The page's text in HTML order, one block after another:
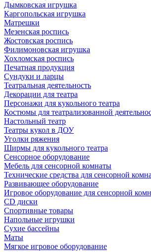
Дымковская игрушка
Каргопольская игрушка
Матрешки
Мезенская роспись
Жостовская роспись
Филимоновская игрушка
Хохломская роспись
Печатная продукция
Сундуки и ларцы
Театральная деятельность
Декорации для театра
Персонажи для кукольного театра
Костюмы для театрализованной
Настольный театр
Театры кукол в ДОУ
Уголки ряжения
Ширмы для кукольного театра
Сенсорное оборудование
Мебель для сенсорной комнаты
Технические средства для сенсорной
Развивающее оборудование
Игровое оборудование для сенсорной
CD диски
Спортивные товары
Напольные игрушки
Сухие бассейны
Маты
Мягкое игровое оборудование